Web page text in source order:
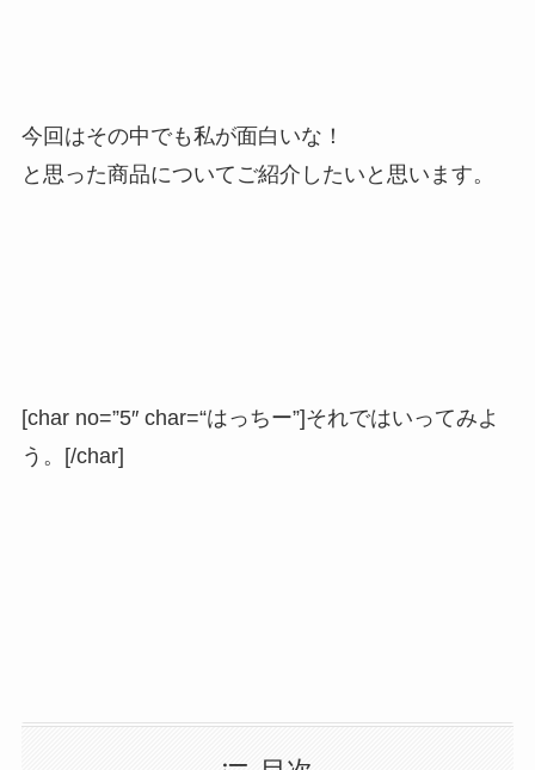
今回はその中でも私が面白いな！
と思った商品についてご紹介したいと思います。
[char no=”5″ char=“はっちー”]それではいってみよ
う。[/char]